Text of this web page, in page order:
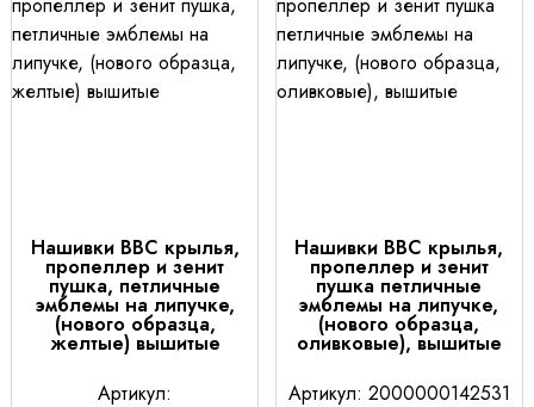
Нашивки ВВС крылья,
пропеллер и зенит
пушка, петличные
эмблемы на липучке,
(нового образца,
желтые) вышитые
Артикул:
Нашивки ВВС крылья,
пропеллер и зенит
пушка петличные
эмблемы на липучке,
(нового образца,
оливковые), вышитые
Артикул: 2000000142531